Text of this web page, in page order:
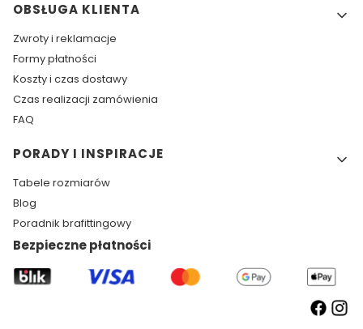
OBSŁUGA KLIENTA
Zwroty i reklamacje
Formy płatności
Koszty i czas dostawy
Czas realizacji zamówienia
FAQ
PORADY I INSPIRACJE
Tabele rozmiarów
Blog
Poradnik brafittingowy
Bezpieczne płatności